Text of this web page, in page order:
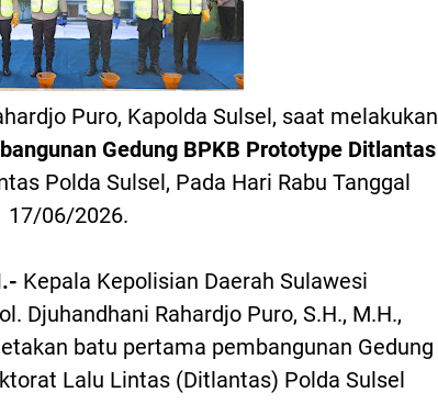
Puro, Kapolda Sulsel, saat melakukan
Gedung BPKB Prototype Ditlantas
Polda Sulsel, Pada Hari Rabu Tanggal
17/06/2026.
Kepala Kepolisian Daerah Sulawesi
Djuhandhani Rahardjo Puro, S.H., M.H.,
batu pertama pembangunan Gedung
Lalu Lintas (Ditlantas) Polda Sulsel